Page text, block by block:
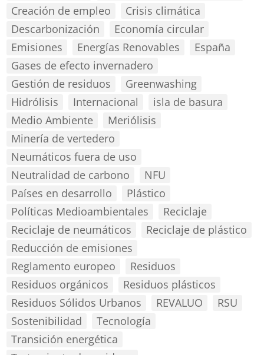
Creación de empleo
Crisis climática
Descarbonización
Economía circular
Emisiones
Energías Renovables
España
Gases de efecto invernadero
Gestión de residuos
Greenwashing
Hidrólisis
Internacional
isla de basura
Medio Ambiente
Meriólisis
Minería de vertedero
Neumáticos fuera de uso
Neutralidad de carbono
NFU
Países en desarrollo
Plástico
Políticas Medioambientales
Reciclaje
Reciclaje de neumáticos
Reciclaje de plástico
Reducción de emisiones
Reglamento europeo
Residuos
Residuos orgánicos
Residuos plásticos
Residuos Sólidos Urbanos
REVALUO
RSU
Sostenibilidad
Tecnología
Transición energética